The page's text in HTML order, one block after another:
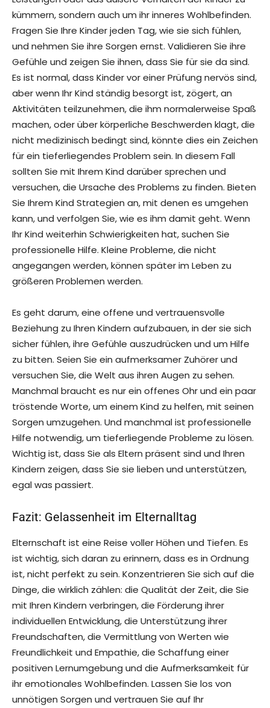
kümmern, sondern auch um ihr inneres Wohlbefinden.
Fragen Sie Ihre Kinder jeden Tag, wie sie sich fühlen,
und nehmen Sie ihre Sorgen ernst. Validieren Sie ihre
Gefühle und zeigen Sie ihnen, dass Sie für sie da sind.
Es ist normal, dass Kinder vor einer Prüfung nervös sind,
aber wenn Ihr Kind ständig besorgt ist, zögert, an
Aktivitäten teilzunehmen, die ihm normalerweise Spaß
machen, oder über körperliche Beschwerden klagt, die
nicht medizinisch bedingt sind, könnte dies ein Zeichen
für ein tieferliegendes Problem sein. In diesem Fall
sollten Sie mit Ihrem Kind darüber sprechen und
versuchen, die Ursache des Problems zu finden. Bieten
Sie Ihrem Kind Strategien an, mit denen es umgehen
kann, und verfolgen Sie, wie es ihm damit geht. Wenn
Ihr Kind weiterhin Schwierigkeiten hat, suchen Sie
professionelle Hilfe. Kleine Probleme, die nicht
angegangen werden, können später im Leben zu
größeren Problemen werden.
Es geht darum, eine offene und vertrauensvolle
Beziehung zu Ihren Kindern aufzubauen, in der sie sich
sicher fühlen, ihre Gefühle auszudrücken und um Hilfe
zu bitten. Seien Sie ein aufmerksamer Zuhörer und
versuchen Sie, die Welt aus ihren Augen zu sehen.
Manchmal braucht es nur ein offenes Ohr und ein paar
tröstende Worte, um einem Kind zu helfen, mit seinen
Sorgen umzugehen. Und manchmal ist professionelle
Hilfe notwendig, um tieferliegende Probleme zu lösen.
Wichtig ist, dass Sie als Eltern präsent sind und Ihren
Kindern zeigen, dass Sie sie lieben und unterstützen,
egal was passiert.
Fazit: Gelassenheit im Elternalltag
Elternschaft ist eine Reise voller Höhen und Tiefen. Es
ist wichtig, sich daran zu erinnern, dass es in Ordnung
ist, nicht perfekt zu sein. Konzentrieren Sie sich auf die
Dinge, die wirklich zählen: die Qualität der Zeit, die Sie
mit Ihren Kindern verbringen, die Förderung ihrer
individuellen Entwicklung, die Unterstützung ihrer
Freundschaften, die Vermittlung von Werten wie
Freundlichkeit und Empathie, die Schaffung einer
positiven Lernumgebung und die Aufmerksamkeit für
ihr emotionales Wohlbefinden. Lassen Sie los von
unnötigen Sorgen und vertrauen Sie auf Ihr